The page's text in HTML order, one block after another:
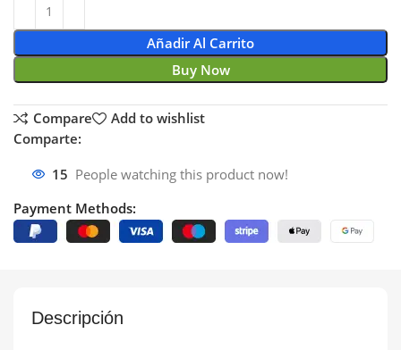
Añadir Al Carrito
Buy Now
Compare
Add to wishlist
Comparte:
15 People watching this product now!
Payment Methods:
Descripción